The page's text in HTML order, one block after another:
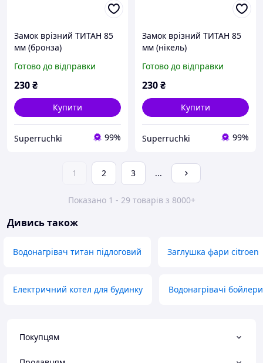
Замок врізний ТИТАН 85
мм (бронза)
Готово до відправки
230₴
Купити
Superruchki 99%
Замок врізний ТИТАН 85
мм (нікель)
Готово до відправки
230₴
Купити
Superruchki 99%
1 2 3 ...
Показано 1 - 29 товарів з 8000+
Дивись також
Водонагрівач титан підлоговий Заглушка фари citroen
Електричний котел для будинку Водонагрівачі
Покупцям